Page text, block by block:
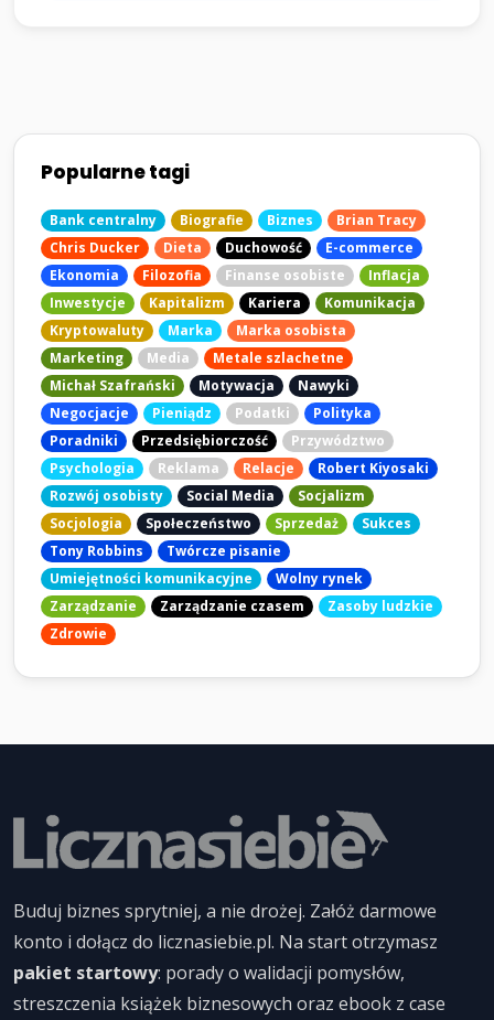
Popularne tagi
Bank centralny Biografie Biznes
Brian Tracy
Chris Ducker
Dieta Duchowość
E-commerce
Ekonomia
Filozofia Finanse osobiste
Inflacja
Inwestycje
Kapitalizm Kariera
Komunikacja
Kryptowaluty
Marka
Marka osobista
Marketing
Media
Metale szlachetne
Michał Szafrański
Motywacja
Nawyki
Negocjacje
Pieniądz Podatki
Polityka
Poradniki
Przedsiębiorczość
Przywództwo
Psychologia
Reklama Relacje
Robert Kiyosaki
Rozwój osobisty
Social Media
Socjalizm
Socjologia
Społeczeństwo Sprzedaż
Sukces
Tony Robbins
Twórcze pisanie
Umiejętności komunikacyjne
Wolny rynek
Zarządzanie
Zarządzanie czasem
Zasoby ludzkie
Zdrowie
Buduj biznes sprytniej, a nie drożej. Załóż darmowe
konto i dołącz do licznasiebie.pl. Na start otrzymasz
pakiet startowy: porady o walidacji pomysłów,
streszczenia książek biznesowych oraz ebook z case